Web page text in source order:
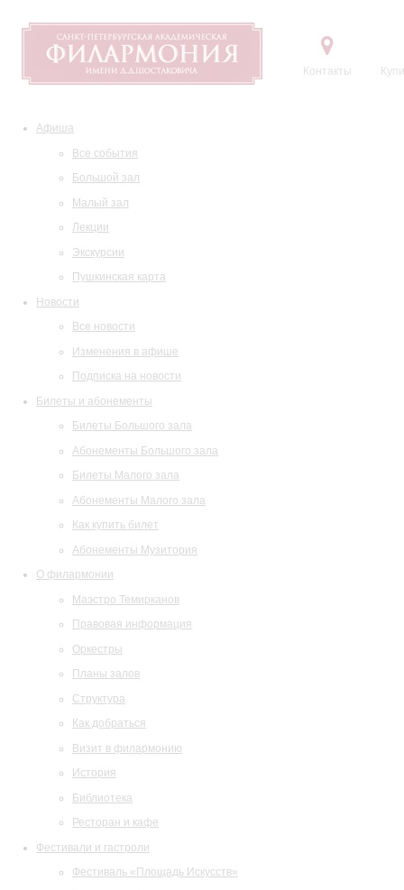
Контакты
Афиша
Все события
Большой зал
Малый зал
Лекции
Экскурсии
Пушкинская карта
Новости
Все новости
Изменения в афише
Подписка на новости
Билеты и абонементы
Билеты Большого зала
Абонементы Большого зала
Билеты Малого зала
Абонементы Малого зала
Как купить билет
Абонементы Музитория
О филармонии
Маэстро Темирканов
Правовая информация
Оркестры
Планы залов
Структура
Как добраться
Визит в филармонию
История
Библиотека
Ресторан и кафе
Фестивали и гастроли
Фестиваль «Площадь Искусств»